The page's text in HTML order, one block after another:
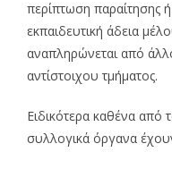
περίπτωση παραίτησης
εκπαιδευτική άδεια
αναπληρώνεται από
αντίστοιχου τμήματος.
Ειδικότερα καθένα
συλλογικά όργανα